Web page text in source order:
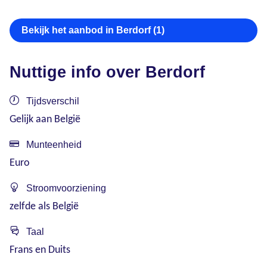
Bekijk het aanbod in Berdorf (1)
Nuttige info over Berdorf
Tijdsverschil
Gelijk aan België
Munteenheid
Euro
Stroomvoorziening
zelfde als België
Taal
Frans en Duits